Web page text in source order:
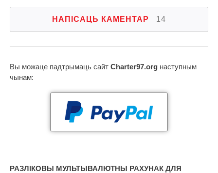
НАПІСАЦЬ КАМЕНТАР 14
Вы можаце падтрымаць сайт Charter97.org наступным
чынам:
РАЗЛІКОВЫ МУЛЬТЫВАЛЮТНЫ РАХУНАК ДЛЯ